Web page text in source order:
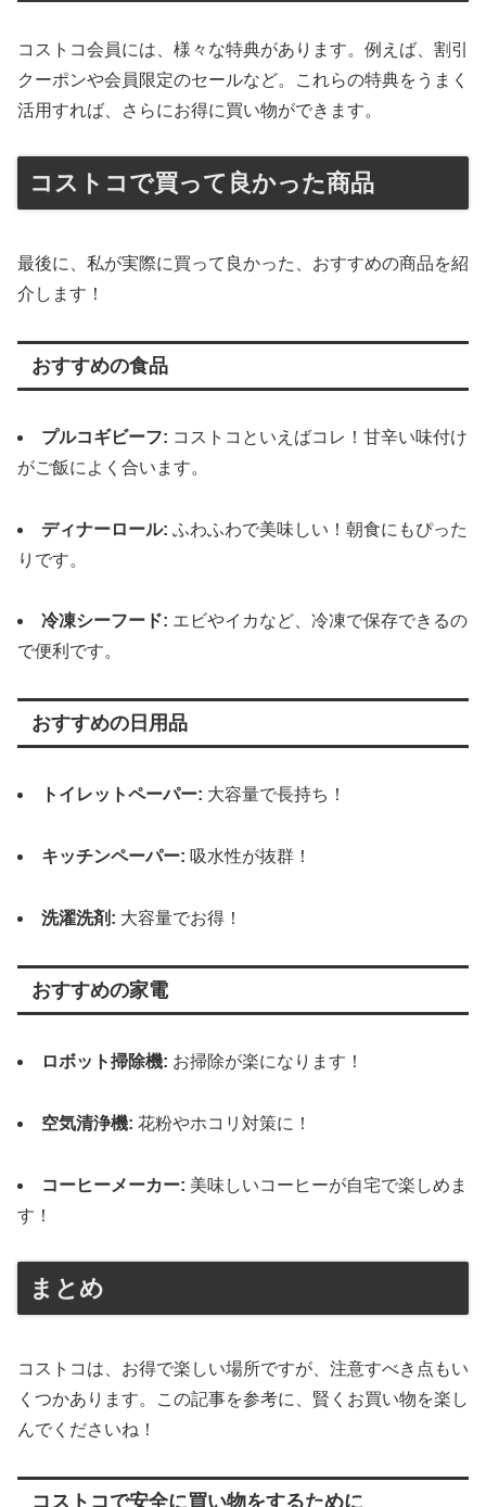
コストコ会員には、様々な特典があります。例えば、割引
クーポンや会員限定のセールなど。これらの特典をうまく
活用すれば、さらにお得に買い物ができます。
コストコで買って良かった商品
最後に、私が実際に買って良かった、おすすめの商品を紹
介します！
おすすめの食品
プルコギビーフ: コストコといえばコレ！甘辛い味付け
がご飯によく合います。
ディナーロール: ふわふわで美味しい！朝食にもぴった
りです。
冷凍シーフード: エビやイカなど、冷凍で保存できるの
で便利です。
おすすめの日用品
トイレットペーパー: 大容量で長持ち！
キッチンペーパー: 吸水性が抜群！
洗濯洗剤: 大容量でお得！
おすすめの家電
ロボット掃除機: お掃除が楽になります！
空気清浄機: 花粉やホコリ対策に！
コーヒーメーカー: 美味しいコーヒーが自宅で楽しめま
す！
まとめ
コストコは、お得で楽しい場所ですが、注意すべき点もい
くつかあります。この記事を参考に、賢くお買い物を楽し
んでくださいね！
コストコで安全に買い物をするために